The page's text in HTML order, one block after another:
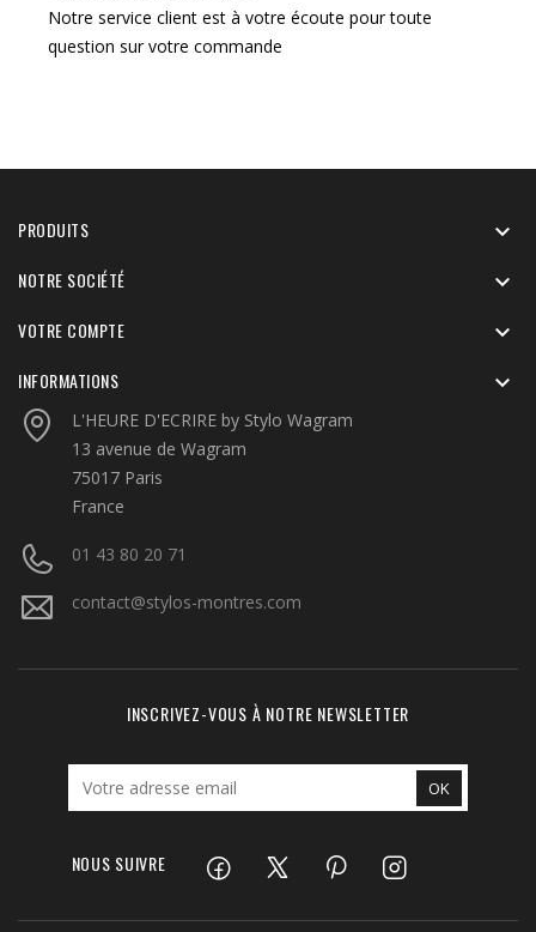
Notre service client est à votre écoute pour toute
question sur votre commande
PRODUITS 
NOTRE SOCIÉTÉ 
VOTRE COMPTE 
INFORMATIONS 
L'HEURE D'ECRIRE by Stylo Wagram
13 avenue de Wagram
75017 Paris
France
01 43 80 20 71
contact@stylos-montres.com
INSCRIVEZ-VOUS À NOTRE NEWSLETTER
NOUS SUIVRE FacebookTwitter PinterestInstagram